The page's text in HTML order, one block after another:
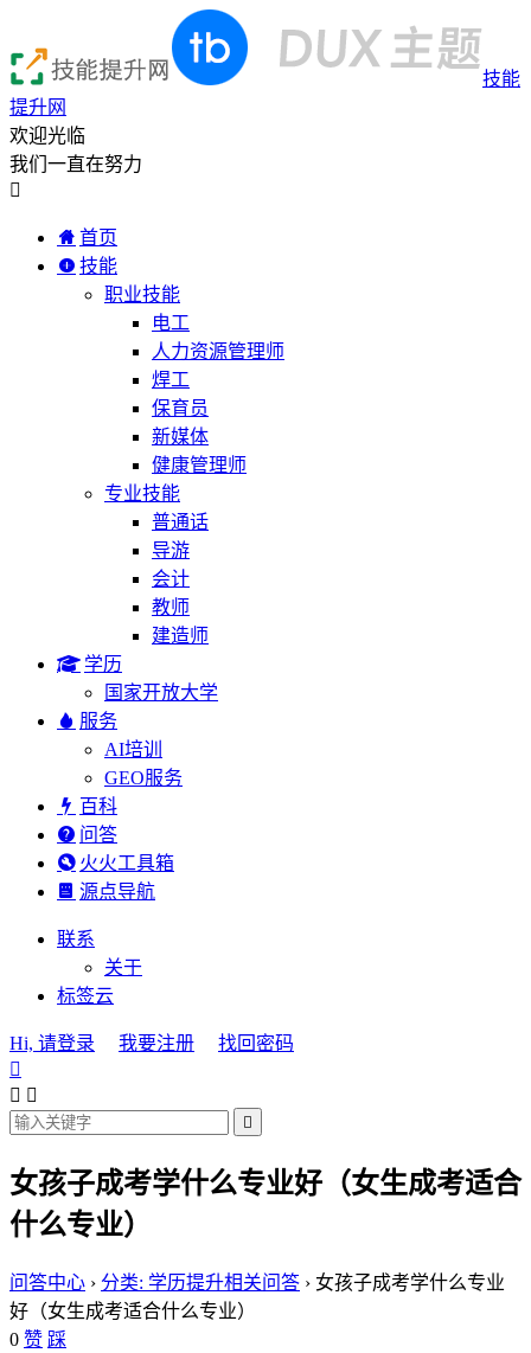
技能
提升网
欢迎光临
我们一直在努力

首页
技能
职业技能
电工
人力资源管理师
焊工
保育员
新媒体
健康管理师
专业技能
普通话
导游
会计
教师
建造师
学历
国家开放大学
服务
AI培训
GEO服务
百科
问答
火火工具箱
源点导航
联系
关于
标签云
Hi, 请登录 我要注册
找回密码

 

女孩子成考学什么专业好（女生成考适合
什么专业）
问答中心 › 分类: 学历提升相关问答 › 女孩子成考学什么专业
好（女生成考适合什么专业）
0 赞 踩